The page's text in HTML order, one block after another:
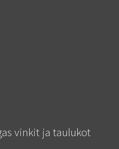
vinkit ja taulukot